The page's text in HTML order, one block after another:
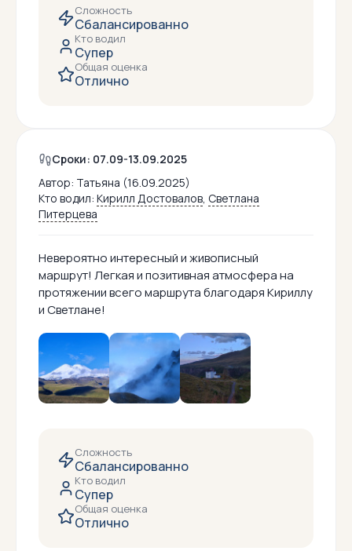
Сложность
Сбалансированно
Кто водил
Супер
Общая оценка
Отлично
Сроки: 07.09-13.09.2025
Автор: Татьяна (16.09.2025)
Кто водил: Кирилл Достовалов, Светлана
Питерцева
Невероятно интересный и живописный
маршрут! Легкая и позитивная атмосфера на
протяжении всего маршрута благодаря Кириллу
и Светлане!
Сложность
Сбалансированно
Кто водил
Супер
Общая оценка
Отлично